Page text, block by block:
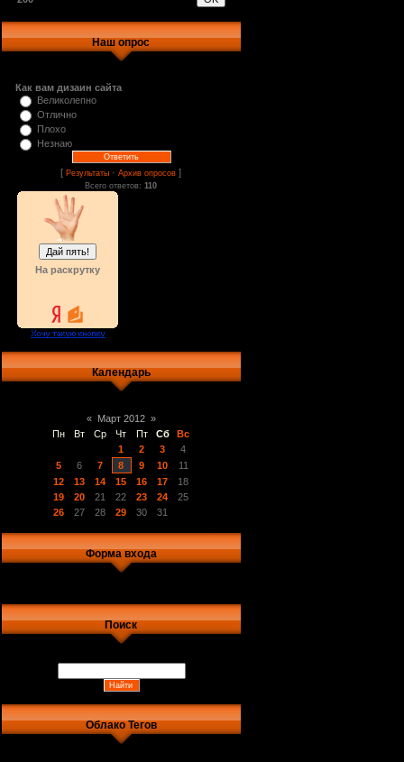
Наш опрос
Как вам дизаин сайта
Великолепно
Отлично
Плохо
Незнаю
[Результаты ·Архив опросов ]
Всего ответов:110
На раскрутку
Календарь
« Март 2012 »
Пн
Вт Ср Чт Пт Сб
Вс
1
2 3
4
5
6 7 8 9 10
11
12
13 14 15 16 17
18
19
20 21 22 23 24
25
26
27 28 29 30 31
Форма входа
Поиск
Облако Тегов